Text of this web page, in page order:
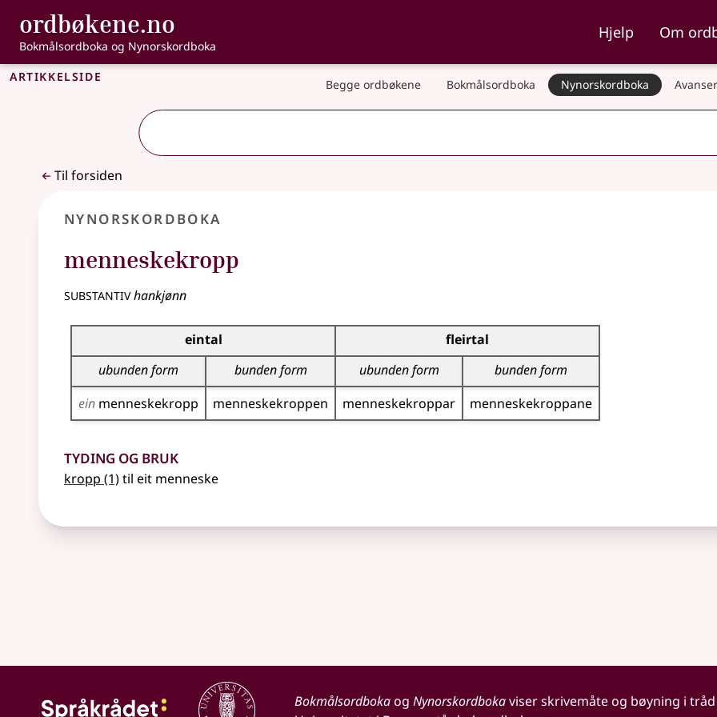
Gå til hovedinnhold
Tilgjengelighet
ordbøkene.no , Bokmålsordboka og Nynorskordboka
Bokmålsordboka og Nynorskordboka
Hjelp Om
Artikkelside Begge ordbøkene Bokmålsordboka Nynorskordboka
Til forsiden
Nynorskordboka
menneskekropp
substantivhankjønn
Bøyningstabell for dette substantivet
eintal
fleirtal
ubunden form
bunden form ubunden form
bunden form
ein menneske­kropp menneske­kroppen menneske­kroppar menneske­kroppane
Tyding og bruk
kropp (1)til eit menneske
Bokmålsordbokaog Nynorskordbokaviser skrivemåte og bøyning i